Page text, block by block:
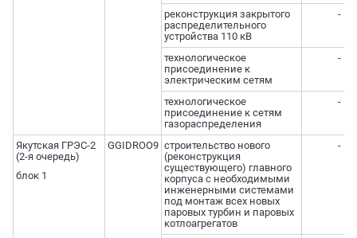
реконструкция закрытого
распределительного
устройства 110 кВ
-
технологическое
присоединение к
электрическим сетям
-
технологическое
присоединение к сетям
газораспределения
-
Якутская ГРЭС-2
(2-я очередь)
блок 1
GGIDROO9 строительство нового
(реконструкция
существующего) главного
корпуса с необходимыми
инженерными системами
под монтаж всех новых
паровых турбин и паровых
котлоагрегатов
-